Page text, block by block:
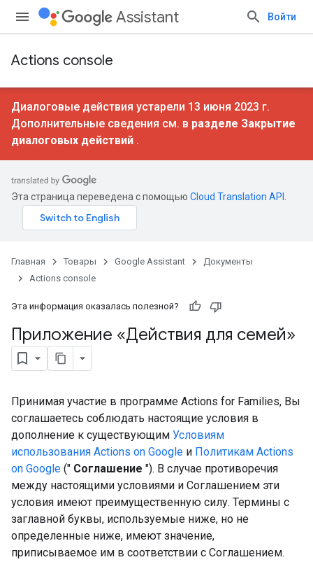
Assistant Войти
Actions console
Диалоговые действия устарели 13 июня 2023 г.
Дополнительные сведения см. в разделе Закрытие
диалоговых действий .
Эта страница переведена с помощью Cloud Translation API
Главная Товары Google Assistant
Документы
Actions console
Эта информация оказалась полезной?
Приложение «Действия для семей»
Принимая участие в программе Actions for Families, Вы
соглашаетесь соблюдать настоящие условия в
дополнение к существующим Условиям
использования Actions on Google и Политикам Actions
on Google (" Соглашение "). В случае противоречия
между настоящими условиями и Соглашением эти
условия имеют преимущественную силу. Термины с
заглавной буквы, используемые ниже, но не
определенные ниже, имеют значение,
приписываемое им в соответствии с Соглашением.